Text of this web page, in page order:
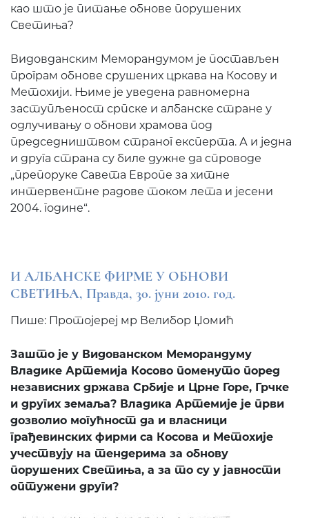
као што је питање обнове порушених
Светиња?
Видовданским Меморандумом је постављен
програм обнове срушених цркава на Косову и
Метохији. Њиме је уведена равномерна
заступљеност српске и албанске стране у
одлучивању о обнови храмова под
председништвом страног експерта. А и једна
и друга страна су биле дужне да спроводе
„препоруке Савета Европе за хитне
интервентне радове током лета и јесени
2004. године“.
И АЛБАНСКЕ ФИРМЕ У ОБНОВИ
СВЕТИЊА, Правда, 30. јуни 2010. год.
Пише: Протојереј мр Велибор Џомић
Зашто је у Видованском Меморандуму
Владике Артемија Косово поменуто поред
независних држава Србије и Црне Горе, Грчке
и других земаља? Владика Артемије је први
дозволио могућност да и власници
грађевинских фирми са Косова и Метохије
учествују на тендерима за обнову
порушених Светиња, а за то су у јавности
оптужени други?